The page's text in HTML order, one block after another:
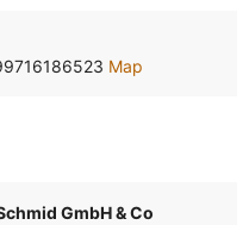
Map
GmbH & Co